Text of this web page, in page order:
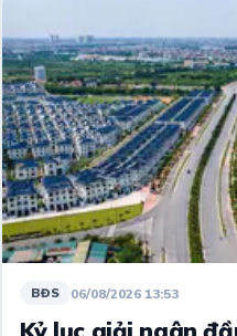
BĐS 06/08/2026 13:53